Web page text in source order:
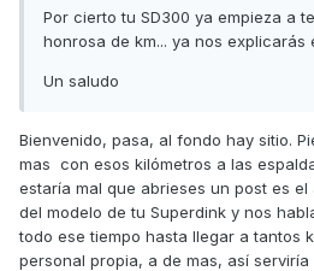
Por cierto tu SD300 ya empieza a
honrosa de km... ya nos explicarás
Un saludo
Bienvenido, pasa, al fondo hay sitio.
mas con esos kilómetros a las
estaría mal que abrieses un post es
del modelo de tu Superdink y nos
todo ese tiempo hasta llegar a tantos
personal propia, a de mas, así